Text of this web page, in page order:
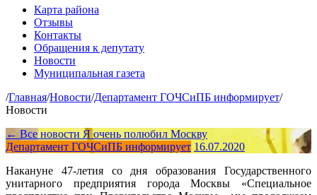
Карта района
Отзывы
Контакты
Обращения к депутату
Новости
Муниципальная газета
/Главная/Новости/Департамент ГОЧСиПБ информирует/
Новости
← Все новости Я очень полюбил Москву
Департамент ГОЧСиПБ информирует 16.07.2020
Накануне 47-летия со дня образования Государственного
унитарного предприятия города Москвы «Специальное